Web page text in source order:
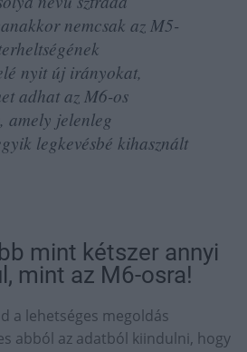
nemcsak az M5-
nyit új irányokat,
adhat az M6-os
amely jelenleg
legkevésbé kihasznált
mint kétszer annyi
mint az M6-osra!
a lehetséges megoldás
abból az adatból kiindulni, hogy